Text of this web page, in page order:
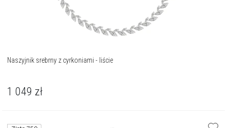
Naszyjnik srebrny z cyrkoniami - liście
1 049 zł